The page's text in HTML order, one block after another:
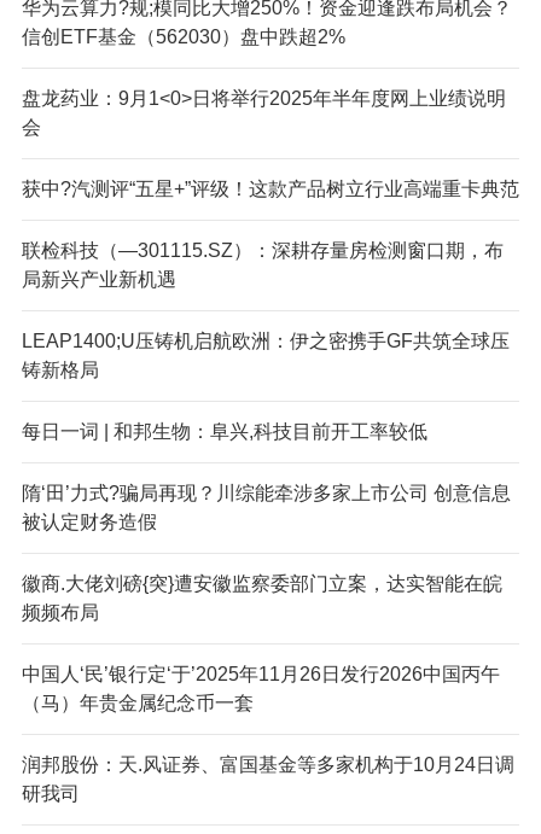
华为云算力?规;模同比大增250%！资金迎逢跌布局机会？
信创ETF基金（562030）盘中跌超2%
盘龙药业：9月1<0>日将举行2025年半年度网上业绩说明
会
获中?汽测评“五星+”评级！这款产品树立行业高端重卡典范
联检科技（—301115.SZ）：深耕存量房检测窗口期，布
局新兴产业新机遇
LEAP1400;U压铸机启航欧洲：伊之密携手GF共筑全球压
铸新格局
每日一词 | 和邦生物：阜兴,科技目前开工率较低
隋‘田’力式?骗局再现？川综能牵涉多家上市公司 创意信息
被认定财务造假
徽商.大佬刘磅{突}遭安徽监察委部门立案，达实智能在皖
频频布局
中国人‘民’银行定‘于’2025年11月26日发行2026中国丙午
（马）年贵金属纪念币一套
润邦股份：天.风证券、富国基金等多家机构于10月24日调
研我司